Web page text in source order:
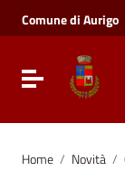
Vai al menu di
Vai al footer
Comune di Aurigo
Toggle
Home / Novità /